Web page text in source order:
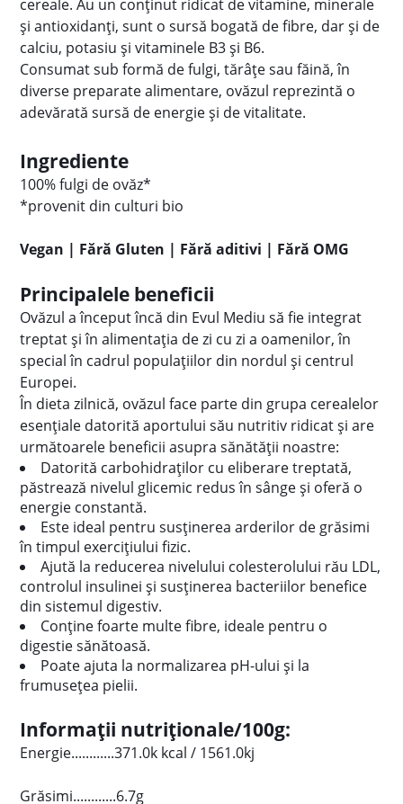
cereale. Au un conținut ridicat de vitamine, minerale
și antioxidanți, sunt o sursă bogată de fibre, dar și de
calciu, potasiu și vitaminele B3 și B6.
Consumat sub formă de fulgi, tărâțe sau făină, în
diverse preparate alimentare, ovăzul reprezintă o
adevărată sursă de energie și de vitalitate.
Ingrediente
100% fulgi de ovăz*
*provenit din culturi bio
Vegan | Fără Gluten | Fără aditivi | Fără OMG
Principalele beneficii
Ovăzul a început încă din Evul Mediu să fie integrat
treptat și în alimentația de zi cu zi a oamenilor, în
special în cadrul populațiilor din nordul și centrul
Europei.
În dieta zilnică, ovăzul face parte din grupa cerealelor
esențiale datorită aportului său nutritiv ridicat și are
următoarele beneficii asupra sănătății noastre:
Datorită carbohidraților cu eliberare treptată,
păstrează nivelul glicemic redus în sânge și oferă o
energie constantă.
Este ideal pentru susținerea arderilor de grăsimi
în timpul exercițiului fizic.
Ajută la reducerea nivelului colesterolului rău LDL,
controlul insulinei și susținerea bacteriilor benefice
din sistemul digestiv.
Conține foarte multe fibre, ideale pentru o
digestie sănătoasă.
Poate ajuta la normalizarea pH-ului și la
frumusețea pielii.
Informații nutriționale/100g:
Energie............371.0k kcal / 1561.0kj
Grăsimi............6.7g